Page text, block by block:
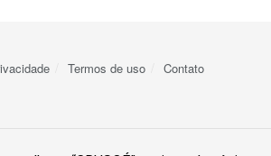
Termos de uso Contato